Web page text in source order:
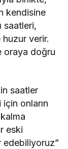
kendisine
saatleri,
huzur verir.
oraya doğru
saatler
onların
eski
edebiliyoruz”